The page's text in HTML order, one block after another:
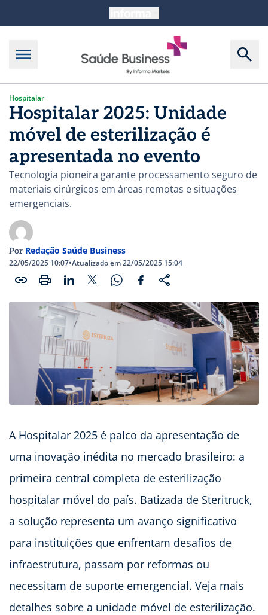
Hospitalar
Hospitalar 2025: Unidade
móvel de esterilização é
apresentada no evento
Tecnologia pioneira garante processamento seguro de
materiais cirúrgicos em áreas remotas e situações
emergenciais.
Por Redação Saúde Business
22/05/2025 10:07•Atualizado em 22/05/2025 15:04
A Hospitalar 2025 é palco da apresentação de
uma inovação inédita no mercado brasileiro: a
primeira central completa de esterilização
hospitalar móvel do país. Batizada de Steritruck,
a solução representa um avanço significativo
para instituições que enfrentam desafios de
infraestrutura, passam por reformas ou
necessitam de suporte emergencial. Veja mais
detalhes sobre a unidade móvel de esterilização.